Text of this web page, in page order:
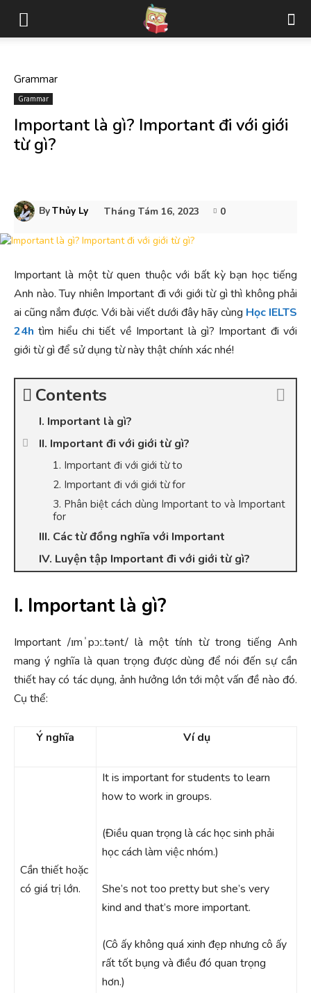
Grammar
Grammar
Important là gì? Important đi với giới
từ gì?
ByThủy Ly Tháng Tám 16, 2023 0
Important là một từ quen thuộc với bất kỳ bạn học tiếng
Anh nào. Tuy nhiên Important đi với giới từ gì thì không phải
ai cũng nắm được. Với bài viết dưới đây hãy cùng Học IELTS
24h tìm hiểu chi tiết về Important là gì? Important đi với
giới từ gì để sử dụng từ này thật chính xác nhé!
Contents
I. Important là gì?
II. Important đi với giới từ gì?
1. Important đi với giới từ to
2. Important đi với giới từ for
3. Phân biệt cách dùng Important to và Important
for
III. Các từ đồng nghĩa với Important
IV. Luyện tập Important đi với giới từ gì?
I. Important là gì?
Important /ɪmˈpɔː.tənt/ là một tính từ trong tiếng Anh
mang ý nghĩa là quan trọng được dùng để nói đến sự cần
thiết hay có tác dụng, ảnh hưởng lớn tới một vấn đề nào đó.
Cụ thể:
Ý nghĩa Ví dụ
Cần thiết hoặc
có giá trị lớn.
It is important for students to learn
how to work in groups.
(Điều quan trọng là các học sinh phải
học cách làm việc nhóm.)
She’s not too pretty but she’s very
kind and that’s more important.
(Cô ấy không quá xinh đẹp nhưng cô ấy
rất tốt bụng và điều đó quan trọng
hơn.)